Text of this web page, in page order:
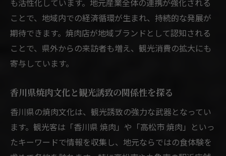
香川県焼肉店の挑戦から学ぶ活性化のヒン
ト
香川県で焼肉ビジネスを始めるなら知っておき
点
焼肉ビジネス成功のための地域密着戦略
焼肉店の差別化に活きる地元食材の活用術
焼肉業界で注目される運営ノウハウとは
も活性化しています。地元産業全体の連携が強化される
ことで、地域内での経済循環が生まれ、持続的な発展が
期待できます。焼肉店が地域ブランドとして認知される
ことで、県外からの来訪者も増え、観光消費の拡大にも
寄与しています。
香川県焼肉文化と観光誘致の関係性を探る
香川県の焼肉文化は、観光誘致の強力な武器となってい
ます。観光客は「香川県 焼肉」や「高松市 焼肉」といっ
たキーワードで情報を収集し、地元ならではの食体験を